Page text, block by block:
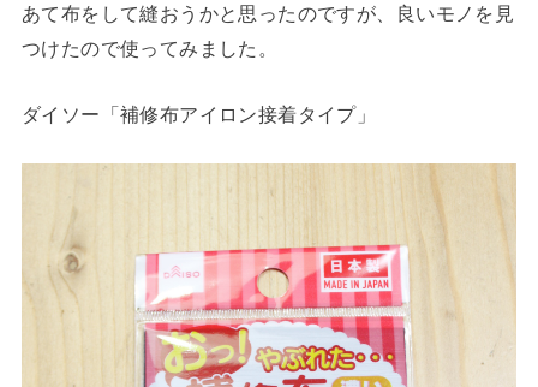
あて布をして縫おうかと思ったのですが、良いモノを見
つけたので使ってみました。
ダイソー「補修布アイロン接着タイプ」